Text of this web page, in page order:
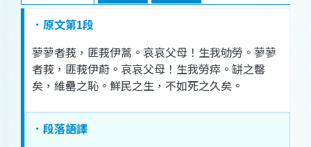
．原文第1段
蓼蓼者莪 ， 匪莪伊蒿 。 哀哀父母 ！ 生我劬勞 。 蓼蓼
者莪 ， 匪莪伊蔚 。 哀哀父母 ！ 生我勞瘁 。 缾之罄
矣 ， 維罍之恥 。 鮮民之生 ， 不如死之久矣 。
．段落語譯